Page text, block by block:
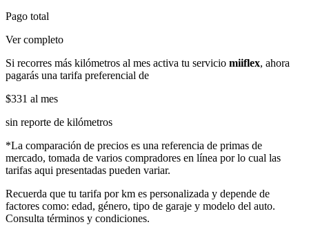
Pago total
Ver completo
Si recorres más kilómetros al mes activa tu servicio miiflex, ahora
pagarás una tarifa preferencial de
$331 al mes
sin reporte de kilómetros
*La comparación de precios es una referencia de primas de
mercado, tomada de varios compradores en línea por lo cual las
tarifas aqui presentadas pueden variar.
Recuerda que tu tarifa por km es personalizada y depende de
factores como: edad, género, tipo de garaje y modelo del auto.
Consulta términos y condiciones.